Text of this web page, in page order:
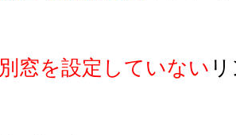
別窓を設定していない